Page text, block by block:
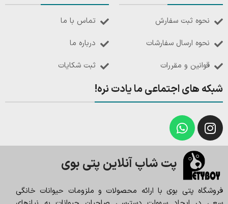
نحوه ثبت سفارش
نحوه ارسال سفارشات
قوانین و مقررات
تماس با ما
درباره ما
ثبت شکایات
شبکه های اجتماعی ما یادت نره!
پت شاپ آنلاین پتی بوی
فروشگاه پتی بوی با ارائه محصولات و ملزومات حیوانات خانگی